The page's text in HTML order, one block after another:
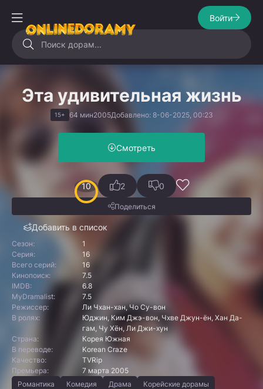
Войти
Эта удивительная жизнь
15+ 64 мин2005Добавлено: 8-06-2025, 00:23
Смотреть
10
Добавить в список
2 0
Поделиться
Сезон:
1
Серия:
16
Всего серий:
16
Кинопоиск:
7.5
IMDB:
6.8
MyDramalist:
7.5
Режиссер:
Ли Чхан-хан, Чо Су-вон
В ролях:
Юджин, Ким Джэ-вон, Чхве Джун-ён, Хан Да-
гам, Чу Хён, Ли Джи-хун
Страна:
Корея Южная
В переводе:
Korean Craze
Качество:
TVRip
Премьера:
7 марта 2005
Романтика
Комедия Драма Корейские дорамы